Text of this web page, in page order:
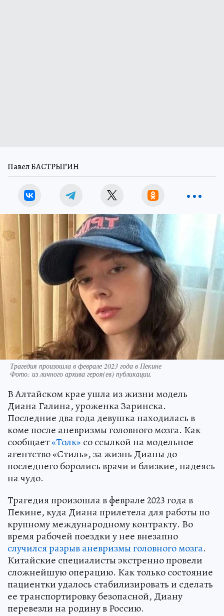
Павел БАСТРЫГИН
Трагедия произошла в феврале 2023 года в Пекине
Фото: из личного архива героя(ев) публикации.
В Алтайском крае ушла из жизни модель
Диана Галина, уроженка Заринска.
Последние два года девушка находилась в
коме после аневризмы головного мозга. Как
сообщает«Толк» со ссылкой на модельное
агентство «Стиль», за жизнь Дианы до
последнего боролись врачи и близкие, надеясь
на чудо.
Трагедия произошла в феврале 2023 года в
Пекине, куда Диана прилетела для работы по
крупному международному контракту. Во
время рабочей поездки у нее внезапно
случился разрыв аневризмы головного мозга.
Китайские специалисты экстренно провели
сложнейшую операцию. Как только состояние
пациентки удалось стабилизировать и сделать
ее транспортировку безопасной, Диану
перевезли на родину в Россию.